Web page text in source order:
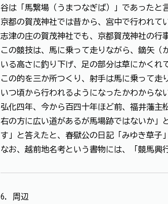
谷は「馬繋場（うまつなぎば）」であったと
京都の賀茂神社では昔から、宮中で行われて
志津の庄の賀茂神社でも、京都賀茂神社の行
この競技は、馬に乗って走りながら、鏑矢
いる高さに釣り下げ、足の部分は草にかくれ
この的を三か所つくり、射手は馬に乗って走
いつ頃から行われるようになったかわからな
弘化四年、今から百四十年ほど前、福井藩主
右の方に広い道があるが馬場跡ではないか」
す」と答えたと、春獄公の日記「みゆき草子
なお、越前地名考という書物には、「競馬興
6．周辺